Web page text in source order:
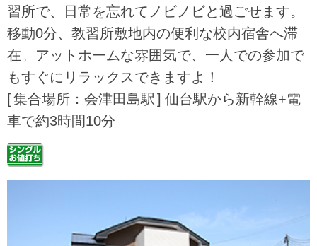
習所で、日常を忘れてノビノビと過ごせます。
移動0分、教習所敷地内の便利な校内宿舎へ滞
在。アットホームな雰囲気で、一人での参加で
もすぐにリラックスできますよ！
集合場所：会津田島駅
仙台駅から新幹線+電
車で約3時間10分